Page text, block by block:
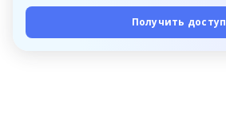
Получить доступ